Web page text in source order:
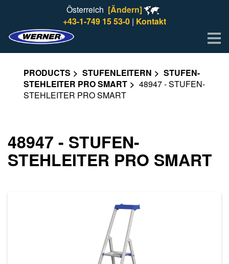
Österreich [Ändern]
+43-1-749 15 53-0 | Kontakt
PRODUCTS STUFENLEITERN
STUFEN-
STEHLEITER PRO SMART
48947 - STUFEN-
STEHLEITER PRO SMART
48947 - STUFEN-
STEHLEITER PRO SMART